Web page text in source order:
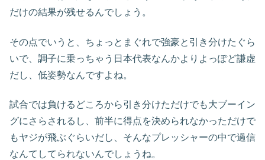
だけの結果が残せるんでしょう。
その点でいうと、ちょっとまぐれで強豪と引き分けたぐら
いで、調子に乗っちゃう日本代表なんかよりよっぽど謙虚
だし、低姿勢なんですよね。
試合では負けるどころから引き分けただけでも大ブーイン
グにさらされるし、前半に得点を決められなかっただけで
もヤジが飛ぶぐらいだし、そんなプレッシャーの中で過信
なんてしてられないんでしょうね。